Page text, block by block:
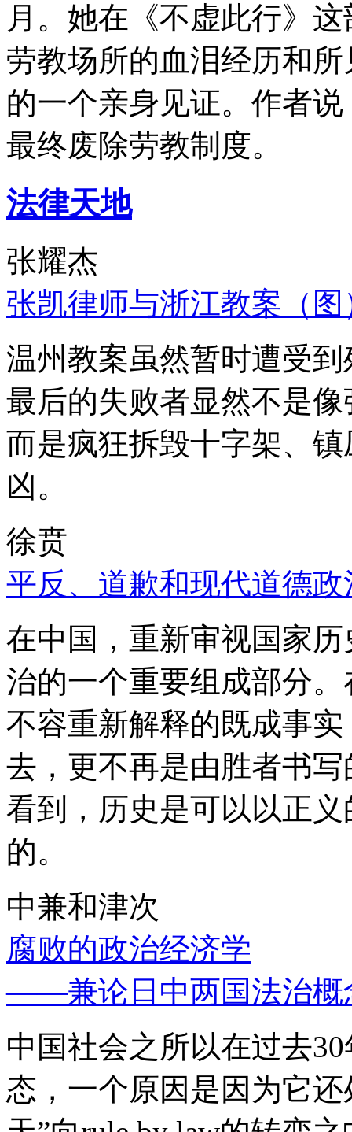
月。她在《不虚此行》
劳教场所的血泪经历和
的一个亲身见证。作者
最终废除劳教制度。
法律天地
张耀杰
张凯律师与浙江教案（图
温州教案虽然暂时遭受
最后的失败者显然不是
而是疯狂拆毁十字架、
凶。
徐贲
平反、道歉和现代道德政
在中国，重新审视国家
治的一个重要组成部分
不容重新解释的既成事
去，更不再是由胜者书
看到，历史是可以以正
的。
中兼和津次
腐败的政治经济学
——兼论日中两国法治概
中国社会之所以在过去
态，一个原因是因为它